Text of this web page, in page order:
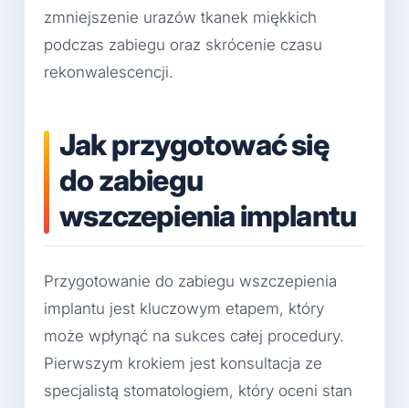
zmniejszenie urazów tkanek miękkich
podczas zabiegu oraz skrócenie czasu
rekonwalescencji.
Jak przygotować się
do zabiegu
wszczepienia implantu
Przygotowanie do zabiegu wszczepienia
implantu jest kluczowym etapem, który
może wpłynąć na sukces całej procedury.
Pierwszym krokiem jest konsultacja ze
specjalistą stomatologiem, który oceni stan